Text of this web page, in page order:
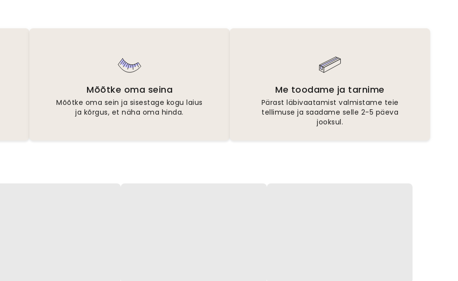
Mõõtke oma seina
Mõõtke oma sein ja sisestage kogu laius
ja kõrgus, et näha oma hinda.
Me toodame ja tarnime
Pärast läbivaatamist valmistame teie
tellimuse ja saadame selle 2-5 päeva
jooksul.